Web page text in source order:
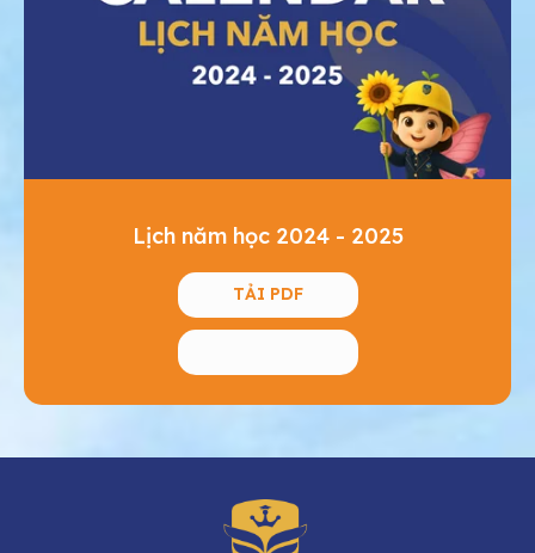
Lịch năm học 2024 - 2025
TẢI PDF